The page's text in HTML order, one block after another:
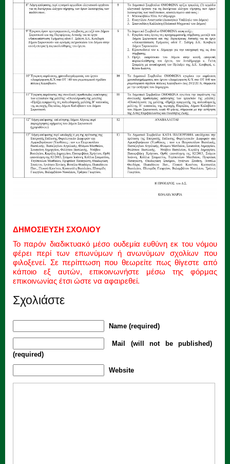
ΔΗΜΟΣΙΕΥΣΗ ΣΧΟΛΙΟΥ
Το παρόν διαδικτυακό μέσο ουδεμία ευθύνη εκ του νόμου
φέρει περί των επωνύμων ή ανωνύμων σχολίων που
φιλοξενεί. Σε περίπτωση που θεωρείτε πως θίγεστε από
κάποιο εξ αυτών, επικοινωνήστε μέσω της φόρμας
επικοινωνίας έτσι ώστε να αφαιρεθεί.
Σχολιάστε
Name (required)
Mail (will not be published)
(required)
Website